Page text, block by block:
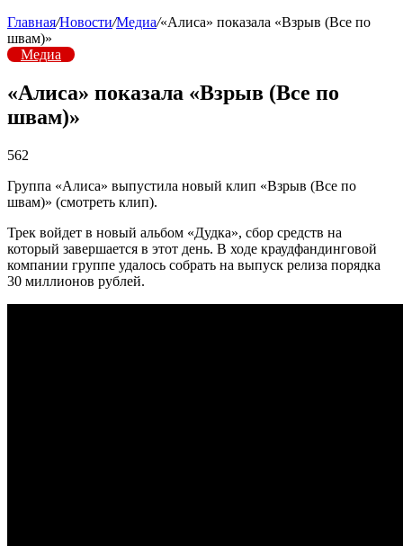
Главная/Новости/Медиа/«Алиса» показала «Взрыв (Все по
швам)»
Медиа
«Алиса» показала «Взрыв (Все по
швам)»
562
Группа «Алиса» выпустила новый клип «Взрыв (Все по
швам)» (смотреть клип).
Трек войдет в новый альбом «Дудка», сбор средств на
который завершается в этот день. В ходе краудфандинговой
компании группе удалось собрать на выпуск релиза порядка
30 миллионов рублей.